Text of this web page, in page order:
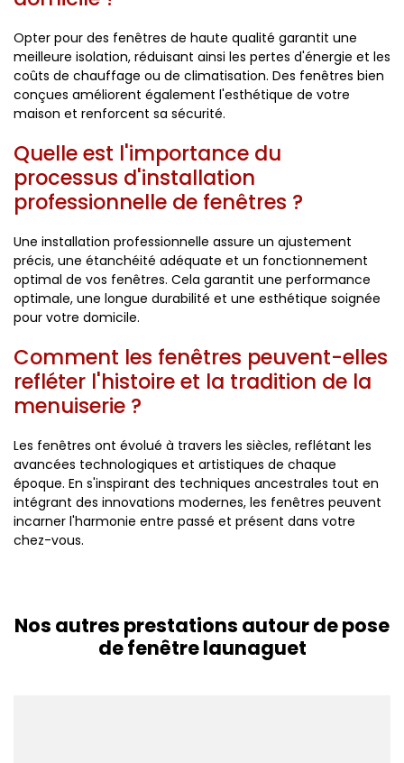
Opter pour des fenêtres de haute qualité garantit une
meilleure isolation, réduisant ainsi les pertes d'énergie et les
coûts de chauffage ou de climatisation. Des fenêtres bien
conçues améliorent également l'esthétique de votre
maison et renforcent sa sécurité.
Quelle est l'importance du
processus d'installation
professionnelle de fenêtres ?
Une installation professionnelle assure un ajustement
précis, une étanchéité adéquate et un fonctionnement
optimal de vos fenêtres. Cela garantit une performance
optimale, une longue durabilité et une esthétique soignée
pour votre domicile.
Comment les fenêtres peuvent-elles
refléter l'histoire et la tradition de la
menuiserie ?
Les fenêtres ont évolué à travers les siècles, reflétant les
avancées technologiques et artistiques de chaque
époque. En s'inspirant des techniques ancestrales tout en
intégrant des innovations modernes, les fenêtres peuvent
incarner l'harmonie entre passé et présent dans votre
chez-vous.
Nos autres prestations autour de pose
de fenêtre launaguet